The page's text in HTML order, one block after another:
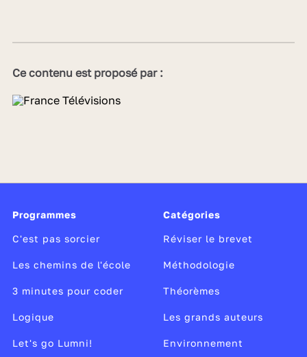
Ce contenu est proposé par :
Programmes
C'est pas sorcier
Les chemins de l'école
3 minutes pour coder
Logique
Let's go Lumni!
Catégories
Réviser le brevet
Méthodologie
Théorèmes
Les grands auteurs
Environnement